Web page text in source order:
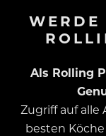
WERDE
Als Rolling
Zugriff auf alle
besten